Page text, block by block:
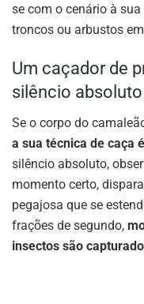
se com o cenário à
troncos ou arbustos
Um caçador de
silêncio absoluto
Se o corpo do
a sua técnica de caça
silêncio absoluto,
momento certo,
pegajosa que se
frações de segundo,
insectos são